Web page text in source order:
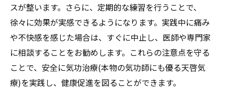
気の流れを阻害する要因とその改善策
気功治療(本物の気功師にも優る天啓気療)に
よるエネルギーの自由な流れの実現
天啓気功治療や療法で活性化するエネルギ
ーの調和を図る気功治療(本物の気功師にも
優る天啓気療)の実りある効果
スが整います。さらに、定期的な練習を行うことで、
徐々に効果が実感できるようになります。実践中に痛み
や不快感を感じた場合は、すぐに中止し、医師や専門家
に相談することをお勧めします。これらの注意点を守る
ことで、安全に気功治療(本物の気功師にも優る天啓気
療)を実践し、健康促進を図ることができます。